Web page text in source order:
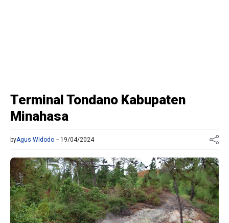
Terminal Tondano Kabupaten
Minahasa
byAgus Widodo 19/04/2024